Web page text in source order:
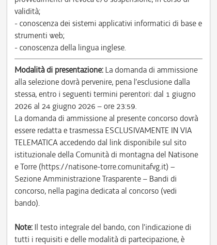
validità;
- conoscenza dei sistemi applicativi informatici di base e
strumenti web;
- conoscenza della lingua inglese.
Modalità di presentazione: La domanda di ammissione
alla selezione dovrà pervenire, pena l’esclusione dalla
stessa, entro i seguenti termini perentori: dal 1 giugno
2026 al 24 giugno 2026 – ore 23:59.
La domanda di ammissione al presente concorso dovrà
essere redatta e trasmessa ESCLUSIVAMENTE IN VIA
TELEMATICA accedendo dal link disponibile sul sito
istituzionale della Comunità di montagna del Natisone
e Torre (https://natisone-torre.comunitafvg.it) –
Sezione Amministrazione Trasparente – Bandi di
concorso, nella pagina dedicata al concorso (vedi
bando).
Note: Il testo integrale del bando, con l’indicazione di
tutti i requisiti e delle modalità di partecipazione, è